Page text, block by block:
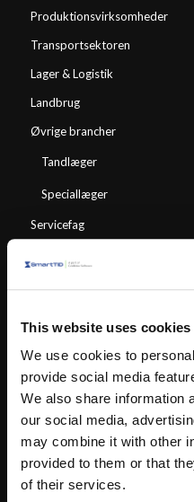
This website uses cookies
We use cookies to
provide social media
We also share information
our social media,
may combine it with other
provided to them or that
of their services.
Produktionsvirksomheder
Transportsektoren
Lager & Logistik
Landbrug
Øvrige brancher
Tandlæger
Speciallæger
Servicefag
Moduler
SmartPunkt
Time Sheet
Hvad vi tilbyder